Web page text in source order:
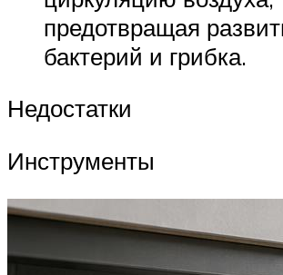
предотвращая
бактерий и грибка.
Недостатки
Инструменты